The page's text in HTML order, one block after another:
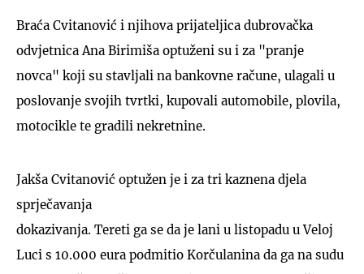
Braća Cvitanović i njihova prijateljica dubrovačka
odvjetnica Ana Birimiša optuženi su i za "pranje
novca" koji su stavljali na bankovne račune, ulagali u
poslovanje svojih tvrtki, kupovali automobile, plovila,
motocikle te gradili nekretnine.
Jakša Cvitanović optužen je i za tri kaznena djela
sprječavanja
dokazivanja. Tereti ga se da je lani u listopadu u Veloj
Luci s 10.000 eura podmitio Korčulanina da ga na sudu